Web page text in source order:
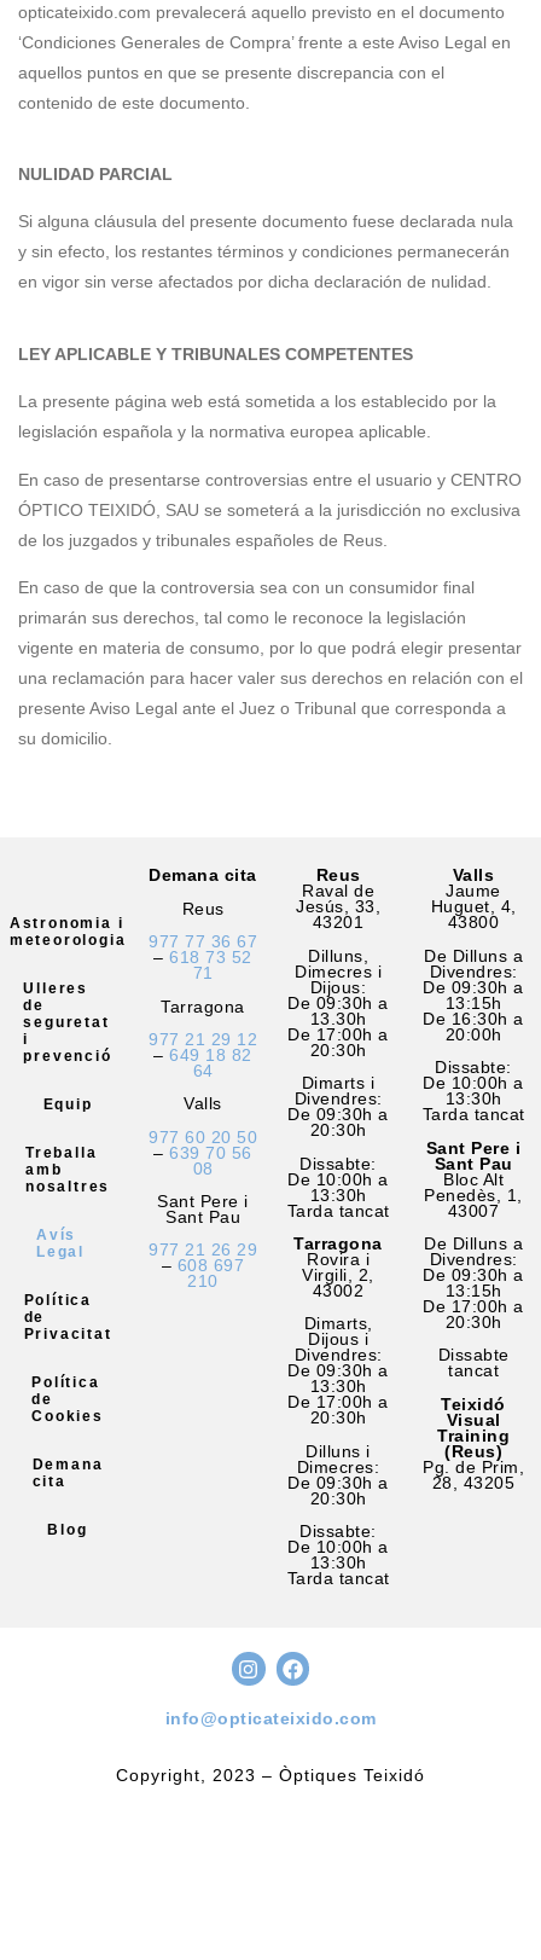
opticateixido.com prevalecerá aquello previsto en el documento
‘Condiciones Generales de Compra’ frente a este Aviso Legal en
aquellos puntos en que se presente discrepancia con el
contenido de este documento.
NULIDAD PARCIAL
Si alguna cláusula del presente documento fuese declarada nula
y sin efecto, los restantes términos y condiciones permanecerán
en vigor sin verse afectados por dicha declaración de nulidad.
LEY APLICABLE Y TRIBUNALES COMPETENTES
La presente página web está sometida a los establecido por la
legislación española y la normativa europea aplicable.
En caso de presentarse controversias entre el usuario y CENTRO
ÓPTICO TEIXIDÓ, SAU se someterá a la jurisdicción no exclusiva
de los juzgados y tribunales españoles de Reus.
En caso de que la controversia sea con un consumidor final
primarán sus derechos, tal como le reconoce la legislación
vigente en materia de consumo, por lo que podrá elegir presentar
una reclamación para hacer valer sus derechos en relación con el
presente Aviso Legal ante el Juez o Tribunal que corresponda a
su domicilio.
Astronomia i
meteorologia
Ulleres
de
seguretat
i
prevenció
Equip
Treballa
amb
nosaltres
Avís
Legal
Política
de
Privacitat
Política
de
Cookies
Demana
cita
Blog
Demana cita
Reus
977 77 36 67
–618 73 52
71
Tarragona
977 21 29 12
–649 18 82
64
Valls
977 60 20 50
–639 70 56
08
Sant Pere i
Sant Pau
977 21 26 29
– 608 697
210
Reus
Raval de
Jesús, 33,
43201
Dilluns,
Dimecres i
Dijous:
De 09:30h a
13.30h
De 17:00h a
20:30h
Dimarts i
Divendres:
De 09:30h a
20:30h
Dissabte:
De 10:00h a
13:30h
Tarda tancat
Tarragona
Rovira i
Virgili, 2,
43002
Dimarts,
Dijous i
Divendres:
De 09:30h a
13:30h
De 17:00h a
20:30h
Dilluns i
Dimecres:
De 09:30h a
20:30h
Dissabte:
De 10:00h a
13:30h
Tarda tancat
Valls
Jaume
Huguet, 4,
43800
De Dilluns a
Divendres:
De 09:30h a
13:15h
De 16:30h a
20:00h
Dissabte:
De 10:00h a
13:30h
Tarda tancat
Sant Pere i
Sant Pau
Bloc Alt
Penedès, 1,
43007
De Dilluns a
Divendres:
De 09:30h a
13:15h
De 17:00h a
20:30h
Dissabte
tancat
Teixidó
Visual
Training
(Reus)
Pg. de Prim,
28, 43205
info@opticateixido.com
Copyright, 2023 – Òptiques Teixidó